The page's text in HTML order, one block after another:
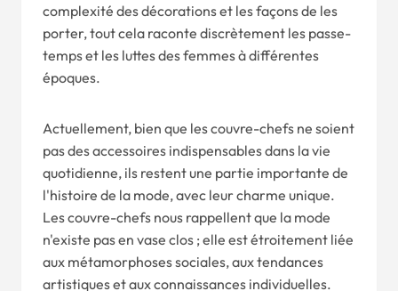
complexité des décorations et les façons de les
porter, tout cela raconte discrètement les passe-
temps et les luttes des femmes à différentes
époques.
Actuellement, bien que les couvre-chefs ne soient
pas des accessoires indispensables dans la vie
quotidienne, ils restent une partie importante de
l'histoire de la mode, avec leur charme unique.
Les couvre-chefs nous rappellent que la mode
n'existe pas en vase clos ; elle est étroitement liée
aux métamorphoses sociales, aux tendances
artistiques et aux connaissances individuelles.